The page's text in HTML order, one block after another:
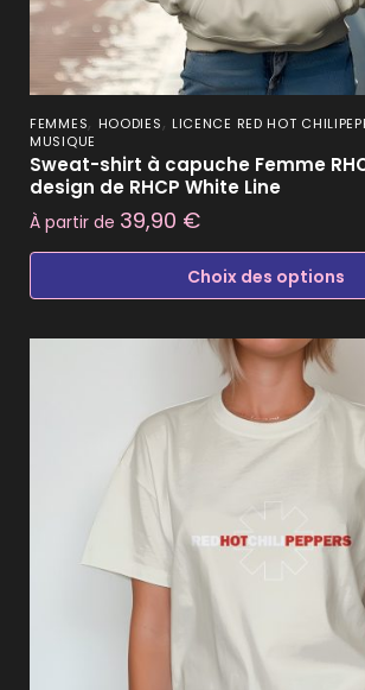
FEMMES, HOODIES, LICENCE RED HOT
MUSIQUE
Sweat-shirt à capuche Femme
design de RHCP White Line
À partir de 39,90 €
Choix des options